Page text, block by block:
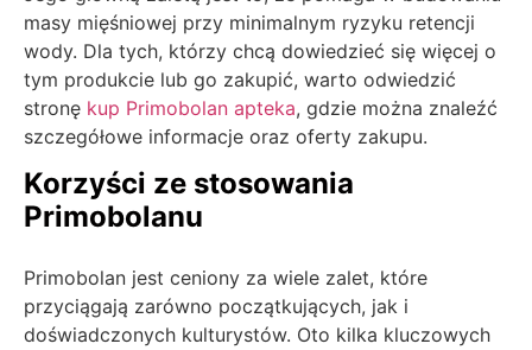
masy mięśniowej przy minimalnym ryzyku retencji
wody. Dla tych, którzy chcą dowiedzieć się więcej o
tym produkcie lub go zakupić, warto odwiedzić
stronę kup Primobolan apteka, gdzie można znaleźć
szczegółowe informacje oraz oferty zakupu.
Korzyści ze stosowania
Primobolanu
Primobolan jest ceniony za wiele zalet, które
przyciągają zarówno początkujących, jak i
doświadczonych kulturystów. Oto kilka kluczowych